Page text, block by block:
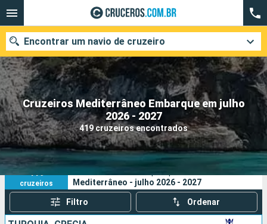
Cruzeiros Mediterrâneo Embarque em julho
2026 - 2027
419 cruzeiros encontrados
Encontrar um navio de cruzeiro
Quando ir?
Data de partida
Cidades Companhias
Pesquisar
419
cruzeiros
Mediterrâneo - julho 2026 - 2027
Filtro Ordenar